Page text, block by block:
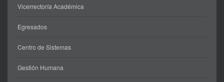
Vicerrectoría Académica
Egresados
Centro de Sistemas
Gestión Humana